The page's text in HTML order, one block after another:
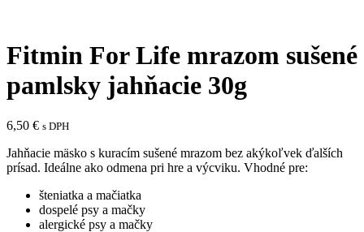
Fitmin For Life mrazom sušené
pamlsky jahňacie 30g
6,50 € s DPH
Jahňacie mäsko s kuracím sušené mrazom bez akýkoľvek ďalších
prísad. Ideálne ako odmena pri hre a výcviku. Vhodné pre:
šteniatka a mačiatka
dospelé psy a mačky
alergické psy a mačky